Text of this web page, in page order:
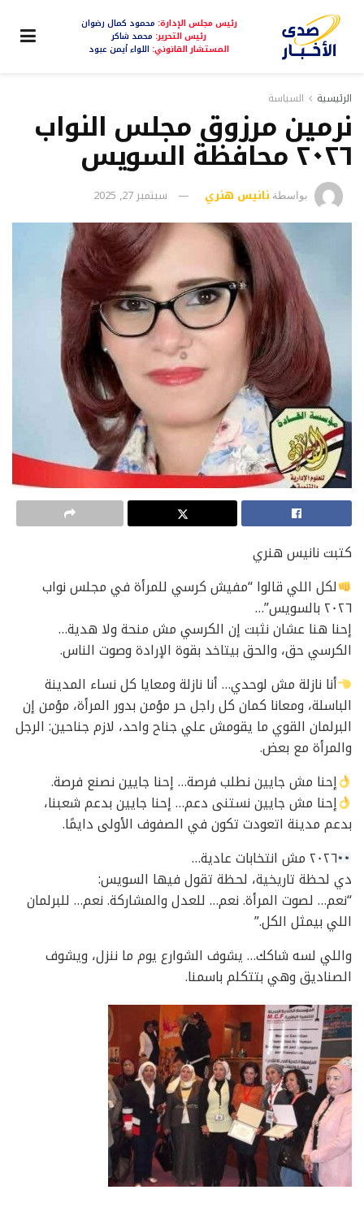
رئيس مجلس الإدارة: محمود كمال رضوان
رئيس التحرير: محمد شاكر
المستشار القانوني: اللواء أيمن عبود
الرئيسية السياسة
نرمين مرزوق مجلس النواب
٢٠٢٦ محافظة السويس
بواسطة نانيس هنري سبتمبر 27, 2025
كتبت نانيس هنري
لكل اللي قالوا “مفيش كرسي للمرأة في مجلس نواب
٢٠٢٦ بالسويس”…
إحنا هنا عشان نثبت إن الكرسي مش منحة ولا هدية…
الكرسي حق، والحق بيتاخد بقوة الإرادة وصوت الناس.
أنا نازلة مش لوحدي… أنا نازلة ومعايا كل نساء المدينة
الباسلة، ومعانا كمان كل راجل حر مؤمن بدور المرأة، مؤمن إن
البرلمان القوي ما يقومش علي جناح واحد، لازم جناحين: الرجل
والمرأة مع بعض.
إحنا مش جايين نطلب فرصة… إحنا جايين نصنع فرصة.
إحنا مش جايين نستنى دعم… إحنا جايين بدعم شعبنا،
بدعم مدينة اتعودت تكون في الصفوف الأولى دايمًا.
٢٠٢٦ مش انتخابات عادية…
دي لحظة تاريخية، لحظة تقول فيها السويس:
“نعم… لصوت المرأة. نعم… للعدل والمشاركة. نعم… للبرلمان
اللي بيمثل الكل.”
واللي لسه شاكك… يشوف الشوارع يوم ما ننزل، ويشوف
الصناديق وهي بتتكلم باسمنا.